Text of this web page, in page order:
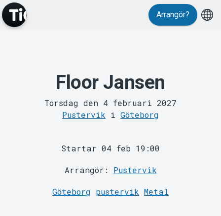
Evenemang Arrangör?
Floor Jansen
Torsdag den 4 februari 2027
Pustervik i Göteborg
Startar 04 feb 19:00
Arrangör: Pustervik
Göteborg pustervik Metal